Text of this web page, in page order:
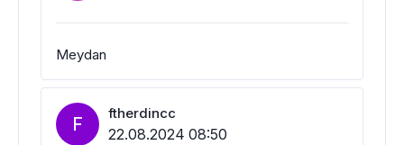
Meydan
F ftherdincc
22.08.2024 08:50